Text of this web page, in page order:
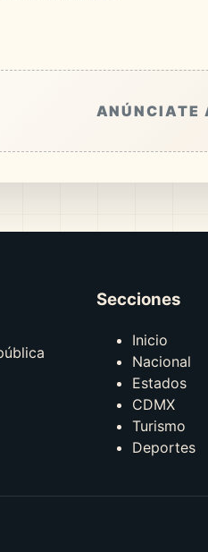
ANÚNCIATE
Secciones
Inicio
Nacional
Estados
CDMX
Turismo
Deportes